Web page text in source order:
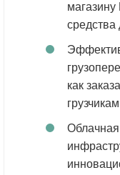
средства
как